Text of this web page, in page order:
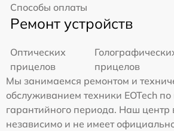
Способы оплаты
Ремонт устройств
Оптических
прицелов
прицелов
Мы занимаемся ремонтом и
обслуживанием техники EOTech по
гарантийного периода. Наш центр
независимо и не имеет